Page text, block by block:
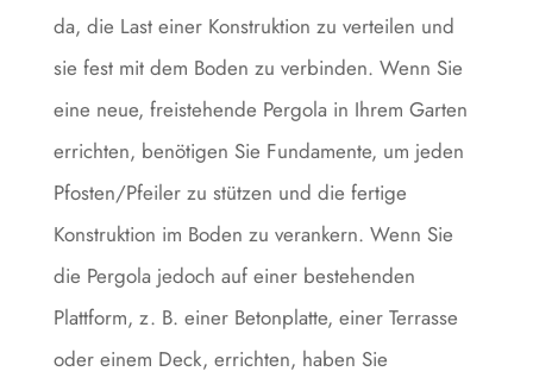
da, die Last einer Konstruktion zu verteilen und
sie fest mit dem Boden zu verbinden. Wenn Sie
eine neue, freistehende Pergola in Ihrem Garten
errichten, benötigen Sie Fundamente, um jeden
Pfosten/Pfeiler zu stützen und die fertige
Konstruktion im Boden zu verankern. Wenn Sie
die Pergola jedoch auf einer bestehenden
Plattform, z. B. einer Betonplatte, einer Terrasse
oder einem Deck, errichten, haben Sie